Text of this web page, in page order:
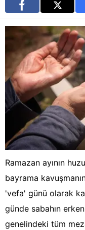
Ramazan ayının
bayrama
'vefa' günü olarak
günde sabahın
genelindeki tüm